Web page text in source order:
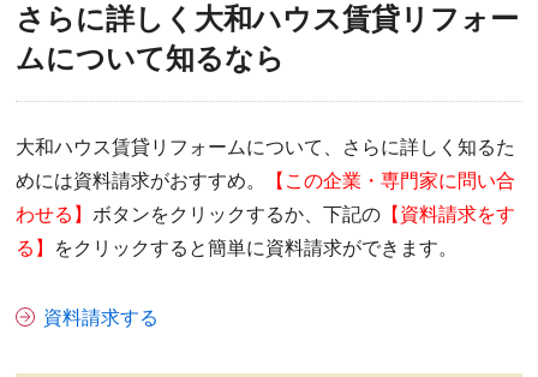
さらに詳しく大和ハウス賃貸リフォー
ムについて知るなら
大和ハウス賃貸リフォームについて、さらに詳しく知るた
めには資料請求がおすすめ。
【この企業・専門家に問い合
わせる】 ボタンをクリックするか、下記の 【資料請求をす
る】 をクリックすると簡単に資料請求ができます。
資料請求する